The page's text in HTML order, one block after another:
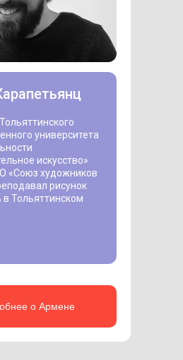
университета
искусство»
«Союз художников
рисунок
Тольяттинском
о Армене